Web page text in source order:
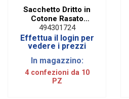
Sacchetto Dritto in
Cotone Rasato
Turchese (10 PZ)
494301724
Effettua il login per
vedere i prezzi
In magazzino:
4 confezioni da 10
PZ